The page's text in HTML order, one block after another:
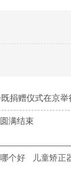
捐赠仪式在京举
满结束
个好 儿童矫正